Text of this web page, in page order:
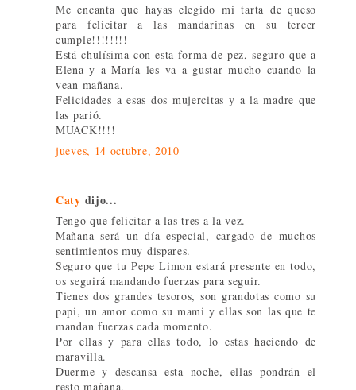
Me encanta que hayas elegido mi tarta de queso
para felicitar a las mandarinas en su tercer
cumple!!!!!!!!
Está chulísima con esta forma de pez, seguro que a
Elena y a María les va a gustar mucho cuando la
vean mañana.
Felicidades a esas dos mujercitas y a la madre que
las parió.
MUACK!!!!
jueves, 14 octubre, 2010
Caty dijo...
Tengo que felicitar a las tres a la vez.
Mañana será un día especial, cargado de muchos
sentimientos muy dispares.
Seguro que tu Pepe Limon estará presente en todo,
os seguirá mandando fuerzas para seguir.
Tienes dos grandes tesoros, son grandotas como su
papi, un amor como su mami y ellas son las que te
mandan fuerzas cada momento.
Por ellas y para ellas todo, lo estas haciendo de
maravilla.
Duerme y descansa esta noche, ellas pondrán el
resto mañana.